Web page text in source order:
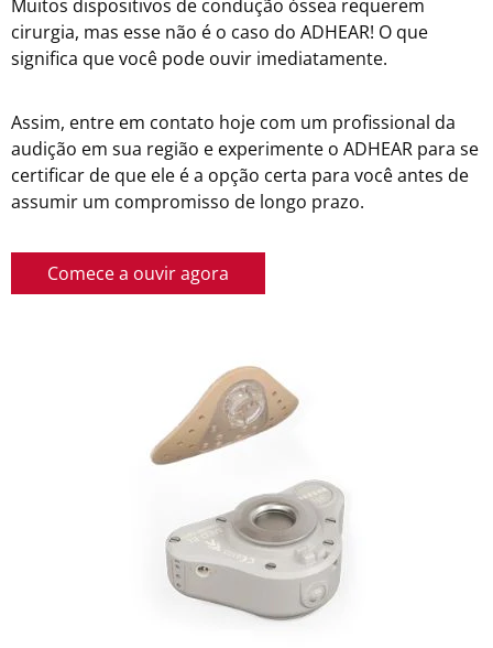
Muitos dispositivos de condução óssea requerem
cirurgia, mas esse não é o caso do ADHEAR! O que
significa que você pode ouvir imediatamente.
Assim, entre em contato hoje com um profissional da
audição em sua região e experimente o ADHEAR para se
certificar de que ele é a opção certa para você antes de
assumir um compromisso de longo prazo.
Comece a ouvir agora